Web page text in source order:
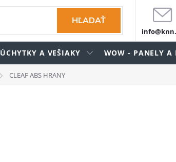
HĽADAŤ
ÚCHYTKY A VEŠIAKY WOW - PANELY A
CLEAF ABS HRANY